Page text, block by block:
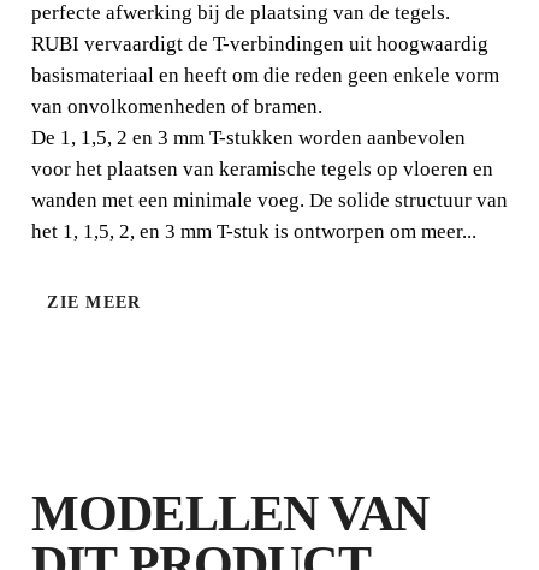
perfecte afwerking bij de plaatsing van de tegels.
RUBI vervaardigt de T-verbindingen uit hoogwaardig
basismateriaal en heeft om die reden geen enkele vorm
van onvolkomenheden of bramen.
De 1, 1,5, 2 en 3 mm T-stukken worden aanbevolen
voor het plaatsen van keramische tegels op vloeren en
wanden met een minimale voeg. De solide structuur van
het 1, 1,5, 2, en 3 mm T-stuk is ontworpen om meer...
ZIE MEER
MODELLEN VAN